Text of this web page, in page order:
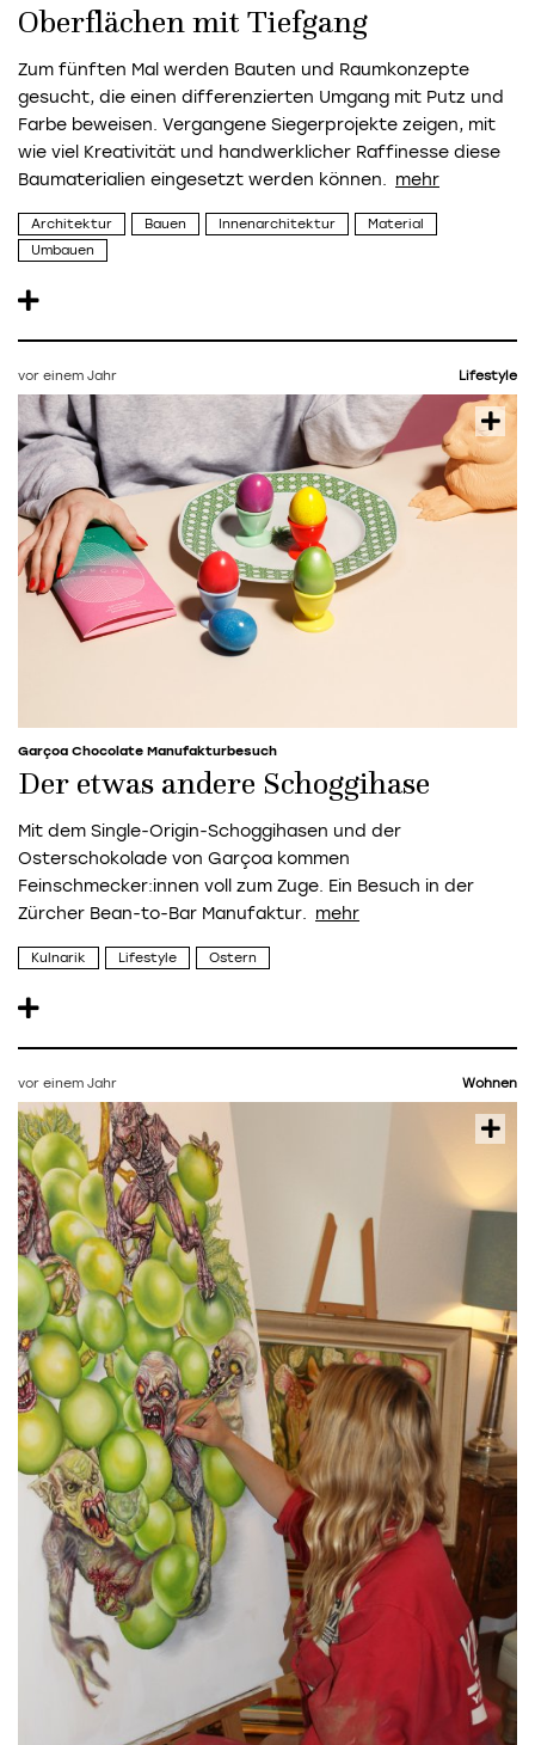
Oberflächen mit Tiefgang
Zum fünften Mal werden Bauten und Raumkonzepte
gesucht, die einen differenzierten Umgang mit Putz und
Farbe beweisen. Vergangene Siegerprojekte zeigen, mit
wie viel Kreativität und handwerklicher Raffinesse diese
Baumaterialien eingesetzt werden können.
Architektur Bauen Innenarchitektur
Material
Umbauen
vor einem Jahr Lifestyle
Garçoa Chocolate Manufakturbesuch
Der etwas andere Schoggihase
Mit dem Single-Origin-Schoggihasen und der
Osterschokolade von Garçoa kommen
Feinschmecker:innen voll zum Zuge. Ein Besuch in der
Zürcher Bean-to-Bar Manufaktur.
Kulnarik Lifestyle Ostern
vor einem Jahr Wohnen